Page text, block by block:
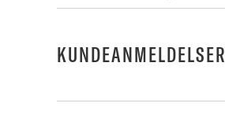
KUNDEANMELDELSER